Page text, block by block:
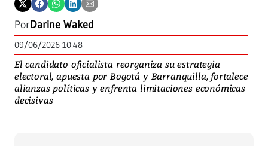
PorDarine Waked
09/06/2026 10:48
El candidato oficialista reorganiza su estrategia
electoral, apuesta por Bogotá y Barranquilla, fortalece
alianzas políticas y enfrenta limitaciones económicas
decisivas